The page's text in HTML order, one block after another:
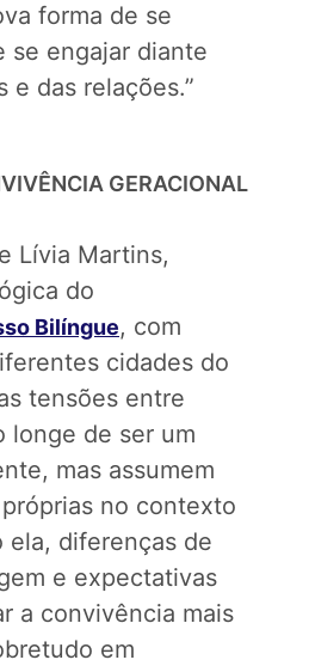
forma de se
se engajar diante
e das relações.”
GERACIONAL
Lívia Martins,
do
Bilíngue, com
cidades do
tensões entre
longe de ser um
mas assumem
no contexto
ela, diferenças de
e expectativas
a convivência mais
em